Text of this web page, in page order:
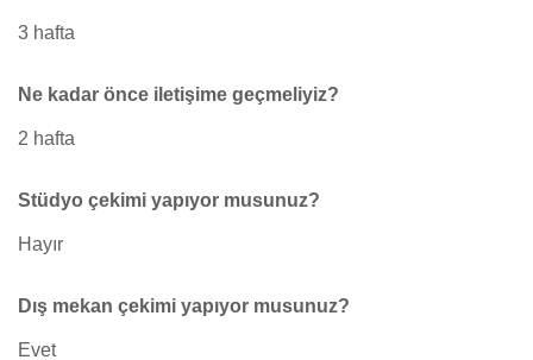
3 hafta
Ne kadar önce iletişime geçmeliyiz?
2 hafta
Stüdyo çekimi yapıyor musunuz?
Hayır
Dış mekan çekimi yapıyor musunuz?
Evet